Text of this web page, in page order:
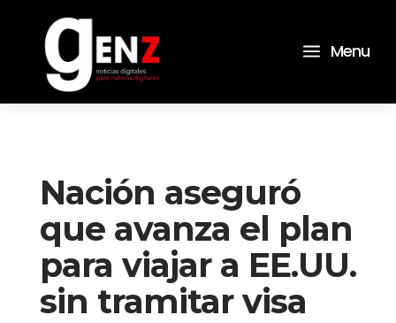
a Menu
Nación aseguró
que avanza el plan
para viajar a EE.UU.
sin tramitar visa